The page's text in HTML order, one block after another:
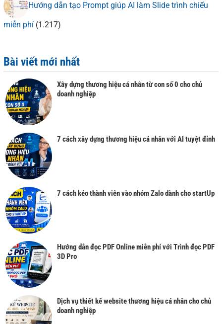
Hướng dẫn tạo Prompt giúp AI làm Slide trình chiếu
miễn phí (1.217)
Bài viết mới nhất
Xây dựng thương hiệu cá nhân từ con số 0 cho chủ
doanh nghiệp
7 cách xây dựng thương hiệu cá nhân với AI tuyệt đỉnh
7 cách kéo thành viên vào nhóm Zalo dành cho startUp
Hướng dẫn đọc PDF Online miễn phí với Trình đọc PDF
3D Pro
Dịch vụ thiết kế website thương hiệu cá nhân cho chủ
doanh nghiệp